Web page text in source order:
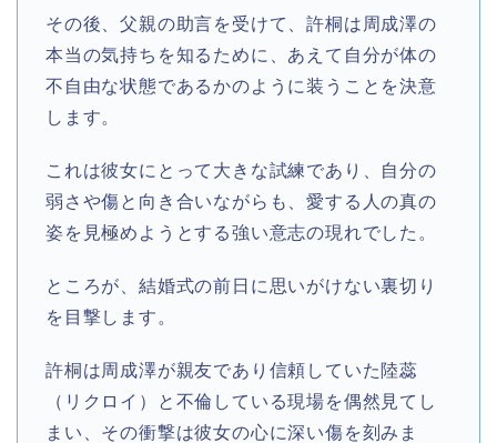
その後、父親の助言を受けて、許桐は周成澤の
本当の気持ちを知るために、あえて自分が体の
不自由な状態であるかのように装うことを決意
します。
これは彼女にとって大きな試練であり、自分の
弱さや傷と向き合いながらも、愛する人の真の
姿を見極めようとする強い意志の現れでした。
ところが、結婚式の前日に思いがけない裏切り
を目撃します。
許桐は周成澤が親友であり信頼していた陸蕊
（リクロイ）と不倫している現場を偶然見てし
まい、その衝撃は彼女の心に深い傷を刻みま